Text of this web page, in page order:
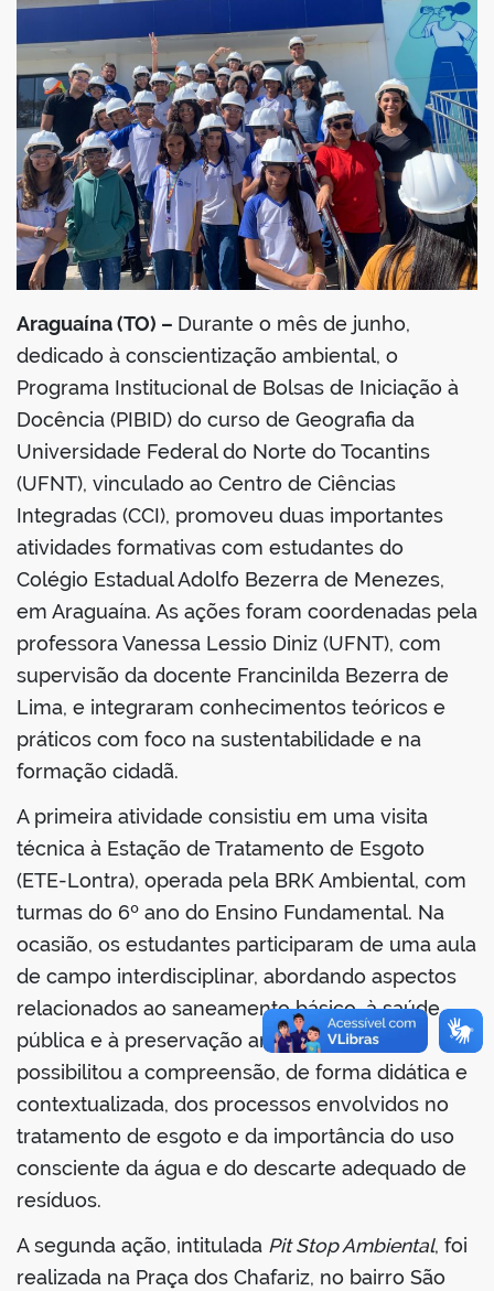
portal
Araguaína (TO) – Durante o mês de junho,
dedicado à conscientização ambiental, o
Programa Institucional de Bolsas de Iniciação à
Docência (PIBID) do curso de Geografia da
Universidade Federal do Norte do Tocantins
(UFNT), vinculado ao Centro de Ciências
Integradas (CCI), promoveu duas importantes
atividades formativas com estudantes do
Colégio Estadual Adolfo Bezerra de Menezes,
em Araguaína. As ações foram coordenadas pela
professora Vanessa Lessio Diniz (UFNT), com
supervisão da docente Francinilda Bezerra de
Lima, e integraram conhecimentos teóricos e
práticos com foco na sustentabilidade e na
formação cidadã.
A primeira atividade consistiu em uma visita
técnica à Estação de Tratamento de Esgoto
(ETE-Lontra), operada pela BRK Ambiental, com
turmas do 6º ano do Ensino Fundamental. Na
ocasião, os estudantes participaram de uma aula
de campo interdisciplinar, abordando aspectos
relacionados ao saneamento básico, à saúde
pública e à preservação ambiental. A visita
possibilitou a compreensão, de forma didática e
contextualizada, dos processos envolvidos no
tratamento de esgoto e da importância do uso
consciente da água e do descarte adequado de
resíduos.
A segunda ação, intitulada Pit Stop Ambiental, foi
realizada na Praça dos Chafariz, no bairro São